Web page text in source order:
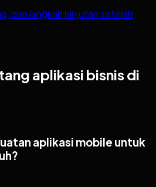
dan langkah lanjutan setelah
aplikasi bisnis di
aplikasi mobile untuk